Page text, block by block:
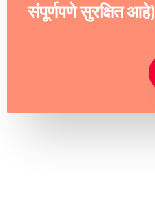
संपूर्णपणे सुरक्षित आहे)